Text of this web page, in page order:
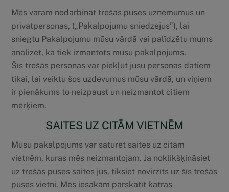
Mēs varam nodarbināt trešās puses uzņēmumus un
privātpersonas, („Pakalpojumu sniedzējus”), lai
sniegtu Pakalpojumu mūsu vārdā vai palīdzētu mums
analizēt, kā tiek izmantots mūsu pakalpojums.
Šīs trešās personas var piekļūt jūsu personas datiem
tikai, lai veiktu šos uzdevumus mūsu vārdā, un viņiem
ir pienākums to neizpaust un neizmantot citiem
mērķiem.
SAITES UZ CITĀM VIETNĒM
Mūsu pakalpojums var saturēt saites uz citām
vietnēm, kuras mēs neizmantojam. Ja noklikšķināsiet
uz trešās puses saites jūs, tiksiet novirzīts uz šīs trešās
puses vietni. Mēs iesakām pārskatīt katras